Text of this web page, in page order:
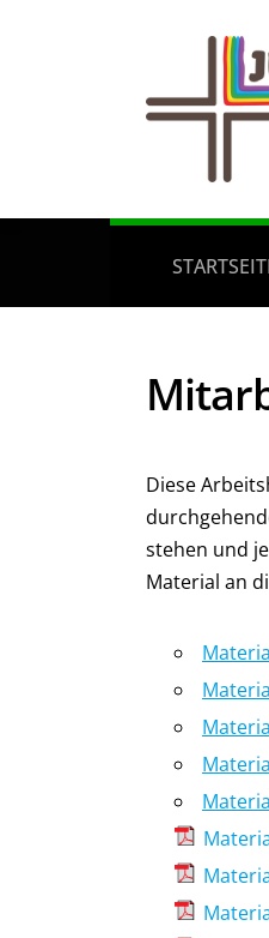
Diese
stehen und
Material an